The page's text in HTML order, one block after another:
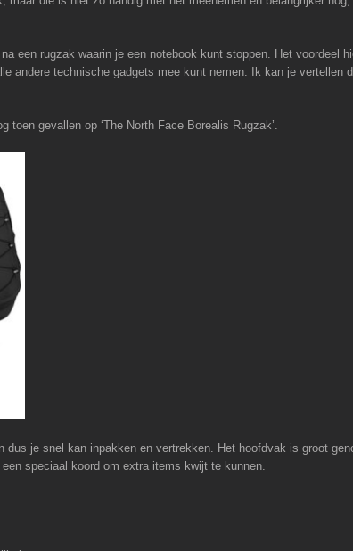
een rugzak waarin je een notebook kunt stoppen. Het voordeel
andere technische gadgets mee kunt nemen. Ik kan je vertellen
toen gevallen op ‘The North Face Borealis Rugzak’.
dus je snel kan inpakken en vertrekken. Het hoofdvak is groot
speciaal koord om extra items kwijt te kunnen.